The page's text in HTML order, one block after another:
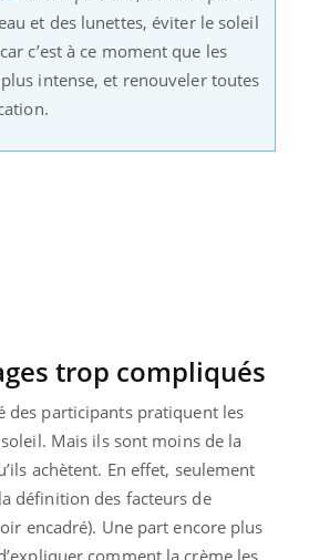
et des lunettes, éviter le soleil
c’est à ce moment que les
intense, et renouveler toutes
trop compliqués
des participants pratiquent les
Mais ils sont moins de la
achètent. En effet, seulement
définition des facteurs de
encadré). Une part encore plus
comment la crème les